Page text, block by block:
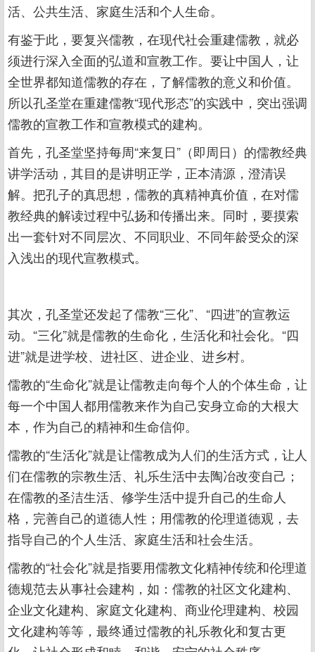
活、公共生活、家庭生活和个人生命。
有鉴于此，要复兴儒教，在现代社会重建儒教，就必
须进行深入全面的弘道和宣教工作。要让中国人，让
全世界都知道儒教的存在，了解儒教的意义和价值。
所以孔圣堂在重建儒教“现代形态”的实践中，突出强调
儒教的宣教工作和宣教模式的建构。
首先，孔圣堂坚持每周“来复日”（即周日）的儒教经典
讲学活动，其目的是讲明正学，正本清源，澄清误
解。把孔子的真思想，儒教的真精神真价值，在对儒
教经典的解读过程中弘扬和传播出来。同时，要摸索
出一套针对不同层次、不同职业、不同年龄受众的深
入浅出的现代宣教模式。
其次，孔圣堂还发起了儒教“三化”、“四进”的宣教运
动。“三化”就是儒教的生命化，生活化和社会化。“四
进”就是进学校、进社区、进企业、进乡村。
儒教的“生命化”就是让儒教走向每个人的个体生命，让
每一个中国人都用儒教来作为自己安身立命的大根大
本，作为自己的精神和生命信仰。
儒教的“生活化”就是让儒教成为人们的生活方式，让人
们在儒教的宗教生活、礼乐生活中去陶冶改变自己；
在儒教的圣洁生活、修学生活中提升自己的生命人
格，完善自己的道德人性；用儒教的伦理道德观，去
指导自己的个人生活、家庭生活和社会生活。
儒教的“社会化”就是指要用儒教文化精神传统和伦理道
德规范去从事社会建构，如：儒教的社区文化建构、
企业文化建构、家庭文化建构、商业伦理建构、校园
文化建构等等，最终通过儒教的礼乐教化和复古更